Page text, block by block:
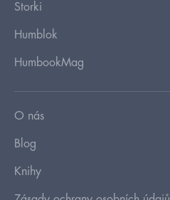
Storki
Humblok
HumbookMag
O nás
Blog
Knihy